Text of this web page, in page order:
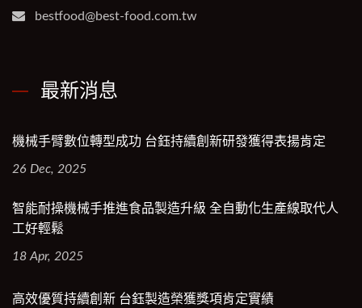
bestfood@best-food.com.tw
最新消息
機械手臂數位轉型成功 台鈺持續創新研發獲得表揚肯定
26 Dec, 2025
智能耐操機械手推進食品製造升級 全自動化生產線取代人
工好輕鬆
18 Apr, 2025
高效優質持續創新 台鈺製造榮獲獎項肯定實績